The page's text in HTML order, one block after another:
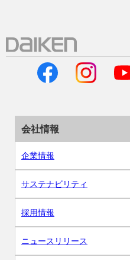
会社情報
企業情報
サステナビリティ
採用情報
ニュースリリース